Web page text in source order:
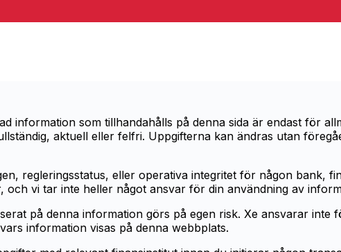
information som tillhandahålls på denna sida är endast för
aktuell eller felfri. Uppgifterna kan ändras utan
regleringsstatus, eller operativa integritet för någon bank,
vi tar inte heller något ansvar för din användning av
på denna information görs på egen risk. Xe ansvarar
information visas på denna webbplats.